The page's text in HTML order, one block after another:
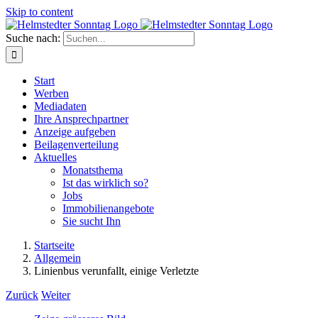
Skip to content
Suche nach:
Start
Werben
Mediadaten
Ihre Ansprechpartner
Anzeige aufgeben
Beilagenverteilung
Aktuelles
Monatsthema
Ist das wirklich so?
Jobs
Immobilienangebote
Sie sucht Ihn
Startseite
Allgemein
Linienbus verunfallt, einige Verletzte
Zurück Weiter